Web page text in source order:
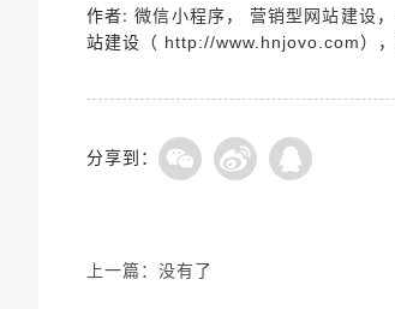
作者:微信小程序，营销型网站建设
站建设（ http://www.hnjovo.com）
分享到：
上一篇： 没有了